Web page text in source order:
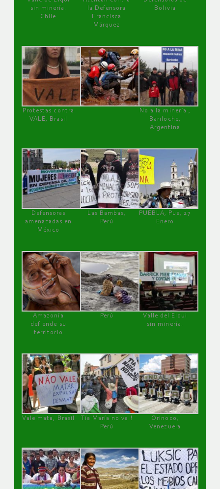
sin minería.
Chile
la Defensora
Francisca
Márquez
Bolivia
Protestas contra
VALE, Brasil
No a la minería ,
Bariloche,
Argentina
Defensoras
amenazadas en
México
Las Bambas,
Perú
PUEBLA, Pue, 27
Enero
Amazonía
defiende su
territorio
Perú
Valle del Elqui
sin minería.
Vale mata, Brasil
Tía María no va !
Perú
Orinoco,
Venezuela